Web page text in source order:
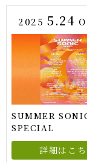
20255.24
SUMMER
SPECIAL
詳細はこち